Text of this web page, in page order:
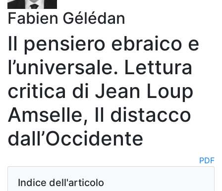
Fabien Gélédan
Il pensiero ebraico e
l’universale. Lettura
critica di Jean Loup
Amselle, Il distacco
dall’Occidente
PDF
Indice dell'articolo